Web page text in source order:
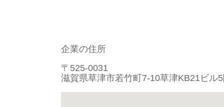
企業の住所
〒525-0031
滋賀県草津市若竹町7-10草津KB21ビル